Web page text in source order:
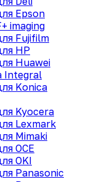
Epson
imaging
Fujifilm
HP
Huawei
Integral
Konica
Kyocera
Lexmark
Mimaki
OCE
OKI
Panasonic